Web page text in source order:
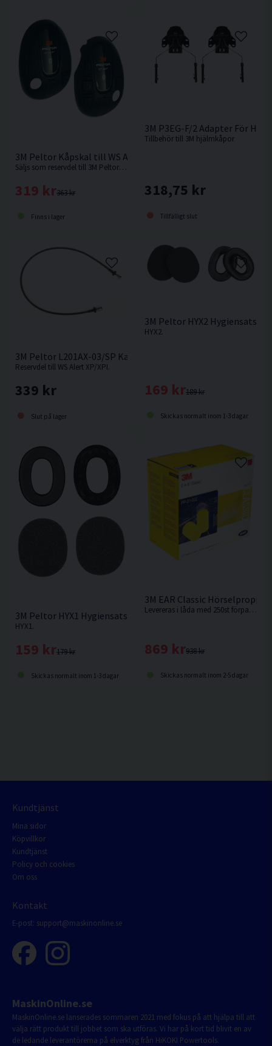
3M Peltor Kåpskal till WS Alert XPI Svart inkl. clips
Säljs som reservdel till 3M Peltor kåpor.
363 kr
319 kr
Finns i lager
3M P3EG-F/2 Adapter För
Tillbehör till 3M hjälmkåpor
318,75 kr
Tillfälligt slut
3M Peltor L201AX-03/SP Kabel
Reservdel till WS Alert XP/XPI.
339 kr
Slut på lager
3M Peltor HYX2 Hygiensats
HYX2.
189 kr
169 kr
Skickas normalt inom 1-3 dagar
3M Peltor HYX1 Hygiensats
HYX1.
179 kr
159 kr
Skickas normalt inom 1-3 dagar
3M EAR Classic Hörselpropp
Levereras i låda med 250st förpackningar med 2st proppar i varje förpackning.
938 kr
869 kr
Skickas normalt inom 2-5 dagar
Kundtjänst
Mina sidor
Köpvillkor
Kundtjänst
Policy och cookies
Om oss
Kontakt
E-post: support@maskinonline.se
MaskinOnline.se
MaskinOnline.se lanserades sommaren 2021 med fokus på att hjälpa till att
välja rätt produkt till jobbet som ska utföras. Vi har på kort tid blivit en av
de ledande leverantörerna på elverktyg från HiKOKI Powertools.